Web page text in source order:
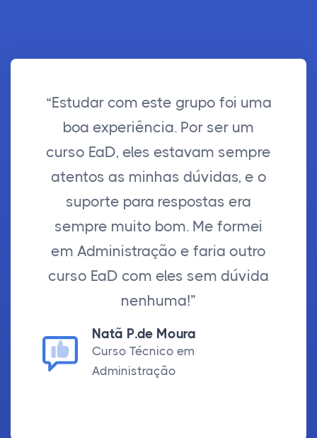
“Estudar com este grupo foi uma
boa experiência. Por ser um
curso EaD, eles estavam sempre
atentos as minhas dúvidas, e o
suporte para respostas era
sempre muito bom. Me formei
em Administração e faria outro
curso EaD com eles sem dúvida
nenhuma!”
Natã P.de Moura
Curso Técnico em
Administração